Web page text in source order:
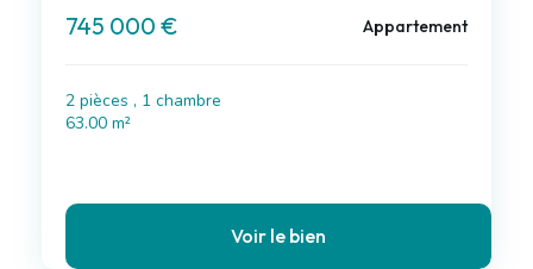
745 000 € Appartement
2 pièces , 1 chambre
63.00 m²
Voir le bien